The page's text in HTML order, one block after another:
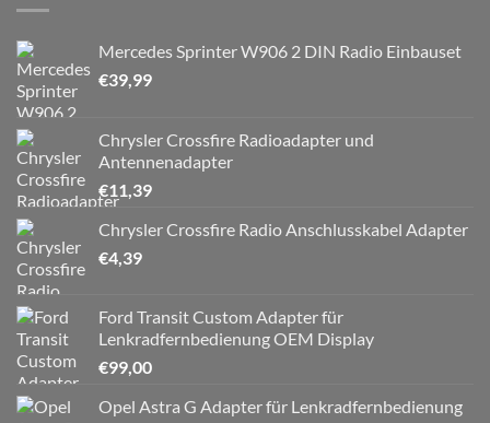
Mercedes Sprinter W906 2 DIN Radio Einbauset
€39,99
Chrysler Crossfire Radioadapter und
Antennenadapter
€11,39
Chrysler Crossfire Radio Anschlusskabel Adapter
€4,39
Ford Transit Custom Adapter für
Lenkradfernbedienung OEM Display
€99,00
Opel Astra G Adapter für Lenkradfernbedienung